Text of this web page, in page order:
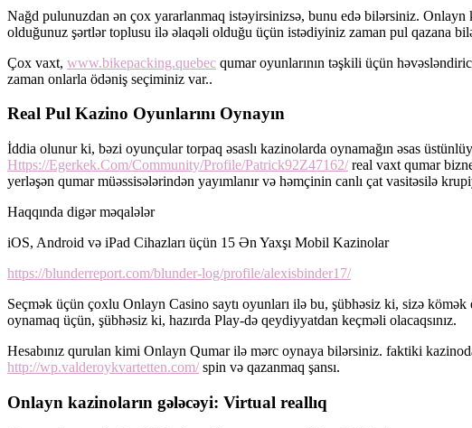
Nağd pulunuzdan ən çox yararlanmaq istəyirsinizsə, bunu edə bilərsiniz.
olduğunuz şərtlər toplusu ilə əlaqəli olduğu üçün istədiyiniz zaman pul qazana
Çox vaxt, www.bikepacking.quebec qumar oyunlarının təşkili üçün
zaman onlarla ödəniş seçiminiz var..
Real Pul Kazino Oyunlarını Oynayın
İddia olunur ki, bəzi oyunçular torpaq əsaslı kazinolarda oynamağın əsas
Https://Egerkek.Com/Community/Profile/Patrick92Z47162/real vaxt qumar
yerləşən qumar müəssisələrindən yayımlanır və həmçinin canlı çat vasitəsilə
Haqqında digər məqalələr
iOS, Android və iPad Cihazları üçün 15 Ən Yaxşı Mobil Kazinolar
https://blunderreport.com/blunder-log/profile/alexisbinder17/
Seçmək üçün çoxlu Onlayn Casino saytı oyunları ilə bu, şübhəsiz ki, sizə
oynamaq üçün, şübhəsiz ki, hazırda Play-də qeydiyyatdan keçməli olacaqsınız.
Hesabınız qurulan kimi Onlayn Qumar ilə mərc oynaya bilərsiniz. faktiki
http://wp.valderoykvartetten.com/spin və qazanmaq şansı.
Onlayn kazinoların gələcəyi: Virtual reallıq